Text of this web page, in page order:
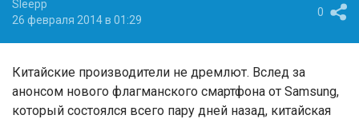
Sleepp
26 февраля 2014 в 01:29
0
Китайские производители не дремлют. Вслед за
анонсом нового флагманского смартфона от Samsung,
который состоялся всего пару дней назад, китайская